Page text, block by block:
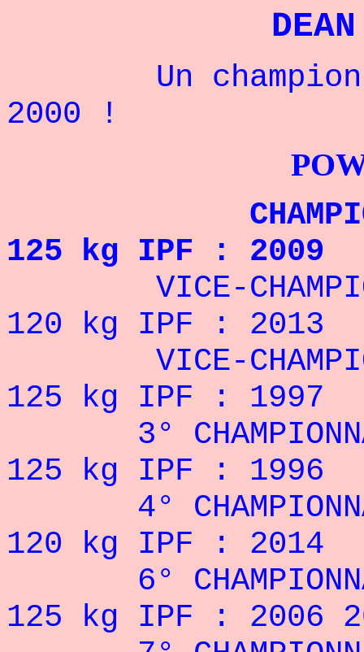
Un champion
2000 !
CHAMPION
125 kg IPF : 2009
VICE-
120 kg IPF : 2013
VICE-CHAMPION
125 kg IPF : 1997
3°
125 kg IPF : 1996
4°
120 kg IPF : 2014
6°
125 kg IPF : 2006